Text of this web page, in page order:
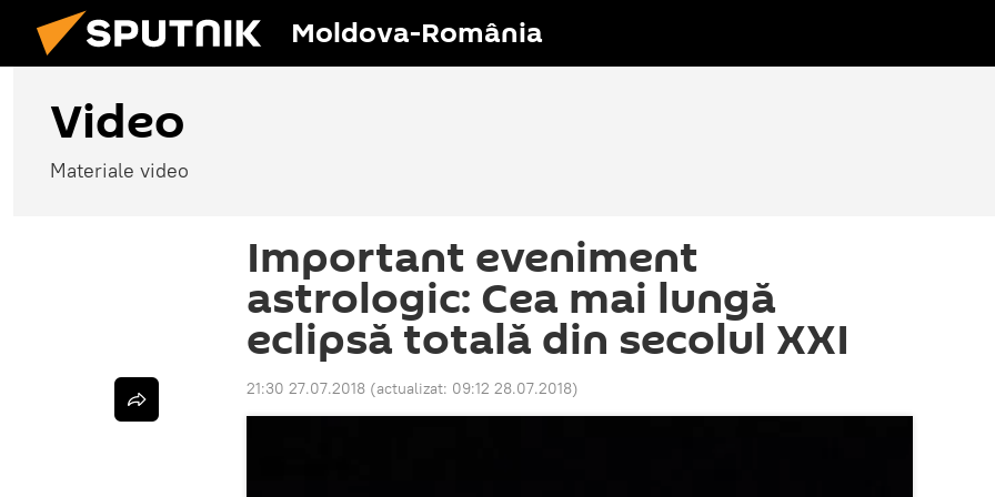
Moldova-România
Video
Materiale video
Important eveniment
astrologic: Cea mai lungă
eclipsă totală din secolul XXI
21:30 27.07.2018 (actualizat: 09:12 28.07.2018)